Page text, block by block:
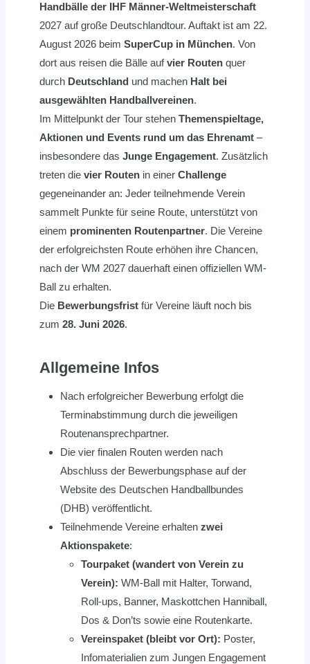
Handbälle der IHF Männer-Weltmeisterschaft
2027 auf große Deutschlandtour. Auftakt ist am 22.
August 2026 beim SuperCup in München. Von
dort aus reisen die Bälle aufvier Routen quer
durch Deutschland und machen Halt bei
ausgewählten Handballvereinen.
Im Mittelpunkt der Tour stehen Themenspieltage,
Aktionen und Events rund um das Ehrenamt –
insbesondere das Junge Engagement. Zusätzlich
treten die vier Routen in einer Challenge
gegeneinander an: Jeder teilnehmende Verein
sammelt Punkte für seine Route, unterstützt von
einem prominenten Routenpartner. Die Vereine
der erfolgreichsten Route erhöhen ihre Chancen,
nach der WM 2027 dauerhaft einen offiziellen WM-
Ball zu erhalten.
Die Bewerbungsfrist für Vereine läuft noch bis
zum 28. Juni 2026.
Allgemeine Infos
Nach erfolgreicher Bewerbung erfolgt die
Terminabstimmung durch die jeweiligen
Routenansprechpartner.
Die vier finalen Routen werden nach
Abschluss der Bewerbungsphase auf der
Website des Deutschen Handballbundes
(DHB) veröffentlicht.
Teilnehmende Vereine erhalten zwei
Aktionspakete:
Tourpaket (wandert von Verein zu
Verein): WM-Ball mit Halter, Torwand,
Roll-ups, Banner, Maskottchen Hanniball,
Dos & Don’ts sowie eine Routenkarte.
Vereinspaket (bleibt vor Ort): Poster,
Infomaterialien zum Jungen Engagement